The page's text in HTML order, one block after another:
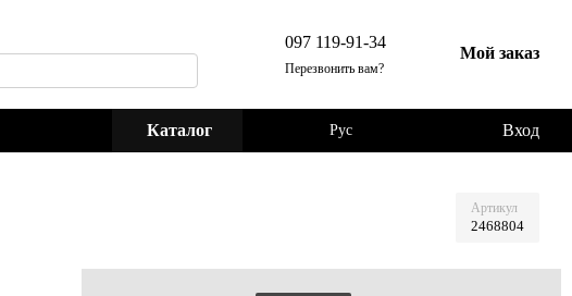
097 119-91-34
Перезвонить вам?
Мой заказ
Каталог Рус Вход
Артикул
2468804